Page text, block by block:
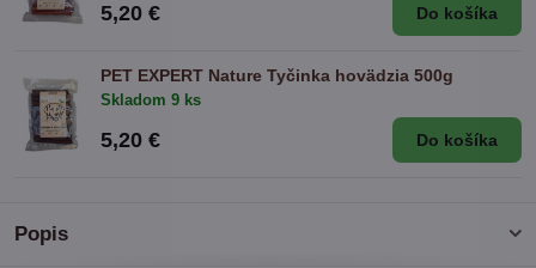
Popis
5,20 € Do košíka
PET EXPERT Nature Tyčinka hovädzia 500g
Skladom 9 ks
5,20 € Do košíka